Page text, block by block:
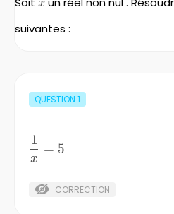
x
suivantes :
QUESTION 1
\frac{1}
{x} =5
x
1
= 5
CORRECTION